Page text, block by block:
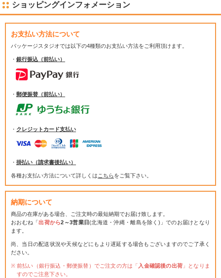
ショッピングインフォメーション
お支払い方法について
パッケージスタジオでは以下の4種類のお支払い方法をご利用頂けます。
・ 銀行振込（前払い）
・ 郵便振替（前払い）
・ クレジットカード支払い
・ 掛払い（請求書後払い）
各種お支払い方法について詳しくは こちらをご覧下さい。
納期について
商品の在庫がある場合、ご注文時の最短納期でお届け致します。
おおむね「出荷から2～3営業日(北海道・沖縄・離島を除く)」でのお届けとなり
ます。
尚、当日の配送状況や天候などにもより遅延する場合もございますのでご了承く
ださい。
前払い（銀行振込・郵便振替）でご注文の方は「 入金確認後の出荷 」となりま
すのでご注意下さい。